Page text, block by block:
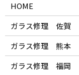
HOME
ガラス修理 佐賀
ガラス修理 熊本
ガラス修理 福岡